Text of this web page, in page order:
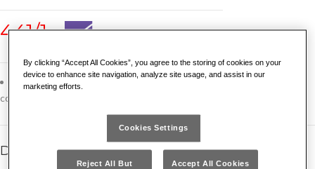
441/1
Per agganciare e sganciare le molle di richiamo dei freni a tamburo
con ceppi rivettati di autovetture
Dettagli famiglia
By clicking “Accept All Cookies”, you agree to the storing of cookies on your
device to enhance site navigation, analyze site usage, and assist in our
marketing efforts.
Cookies Settings
Reject All But
Accept All Cookies